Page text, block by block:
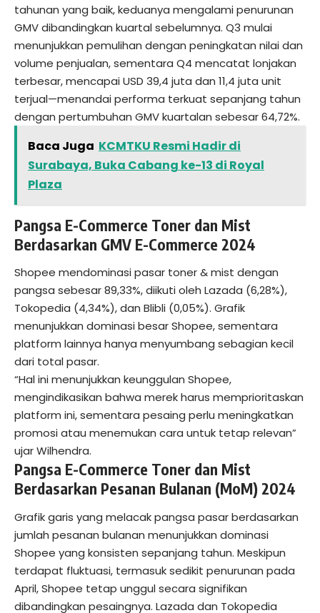
tahunan yang baik, keduanya mengalami penurunan
GMV dibandingkan kuartal sebelumnya. Q3 mulai
menunjukkan pemulihan dengan peningkatan nilai dan
volume penjualan, sementara Q4 mencatat lonjakan
terbesar, mencapai USD 39,4 juta dan 11,4 juta unit
terjual—menandai performa terkuat sepanjang tahun
dengan pertumbuhan GMV kuartalan sebesar 64,72%.
Baca Juga KCMTKU Resmi Hadir di
Surabaya, Buka Cabang ke-13 di Royal
Plaza
Pangsa E-Commerce Toner dan Mist
Berdasarkan GMV E-Commerce 2024
Shopee mendominasi pasar toner & mist dengan
pangsa sebesar 89,33%, diikuti oleh Lazada (6,28%),
Tokopedia (4,34%), dan Blibli (0,05%). Grafik
menunjukkan dominasi besar Shopee, sementara
platform lainnya hanya menyumbang sebagian kecil
dari total pasar.
“Hal ini menunjukkan keunggulan Shopee,
mengindikasikan bahwa merek harus memprioritaskan
platform ini, sementara pesaing perlu meningkatkan
promosi atau menemukan cara untuk tetap relevan”
ujar Wilhendra.
Pangsa E-Commerce Toner dan Mist
Berdasarkan Pesanan Bulanan (MoM) 2024
Grafik garis yang melacak pangsa pasar berdasarkan
jumlah pesanan bulanan menunjukkan dominasi
Shopee yang konsisten sepanjang tahun. Meskipun
terdapat fluktuasi, termasuk sedikit penurunan pada
April, Shopee tetap unggul secara signifikan
dibandingkan pesaingnya. Lazada dan Tokopedia